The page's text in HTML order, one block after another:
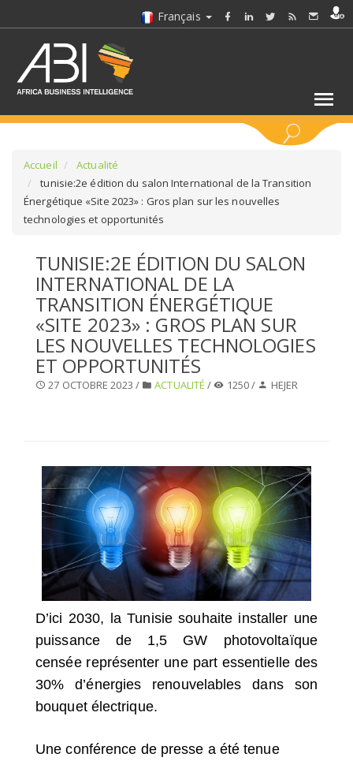
Français
SÉLECTIONNEZ UN/DES SECTEURS
SÉLECTIONNEZ UN DOSSIER
SELECTIONNEZ UNE SECTION
SÉLECTIONNEZ UNE CATÉGORIE
SÉLECTIONNEZ UN/DES PAYS
Accueil
Actualité
tunisie:2e édition du salon International de la Transition
Énergétique «Site 2023» : Gros plan sur les nouvelles
technologies et opportunités
TUNISIE:2E ÉDITION DU SALON
INTERNATIONAL DE LA
TRANSITION ÉNERGÉTIQUE
«SITE 2023» : GROS PLAN SUR
LES NOUVELLES TECHNOLOGIES
ET OPPORTUNITÉS
27 OCTOBRE 2023 / ACTUALITÉ / 1250 / HEJER
D’ici 2030, la Tunisie souhaite installer une
puissance de 1,5 GW photovoltaïque
censée représenter une part essentielle des
30% d’énergies renouvelables dans son
bouquet électrique.
Une conférence de presse a été tenue